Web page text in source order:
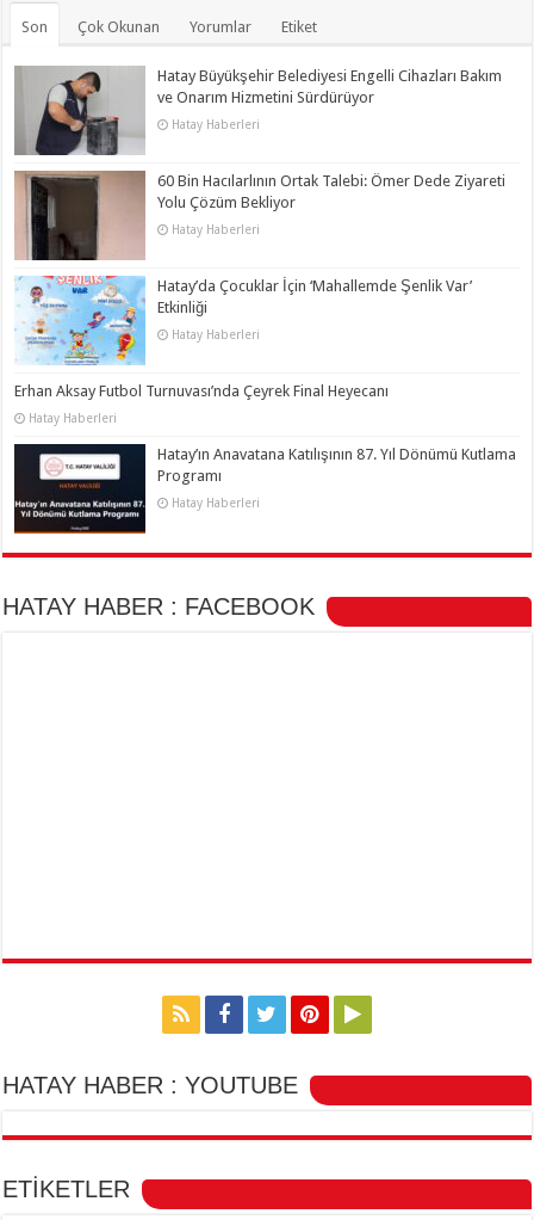
Son Çok Okunan Yorumlar Etiket
Hatay Büyükşehir Belediyesi Engelli Cihazları Bakım
ve Onarım Hizmetini Sürdürüyor
Hatay Haberleri
60 Bin Hacılarlının Ortak Talebi: Ömer Dede Ziyareti
Yolu Çözüm Bekliyor
Hatay Haberleri
Hatay’da Çocuklar İçin ‘Mahallemde Şenlik Var’
Etkinliği
Hatay Haberleri
Erhan Aksay Futbol Turnuvası’nda Çeyrek Final Heyecanı
Hatay Haberleri
Hatay’ın Anavatana Katılışının 87. Yıl Dönümü Kutlama
Programı
Hatay Haberleri
HATAY HABER : FACEBOOK
HATAY HABER : YOUTUBE
ETİKETLER